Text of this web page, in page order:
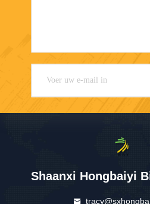
Shaanxi Hongbaiyi